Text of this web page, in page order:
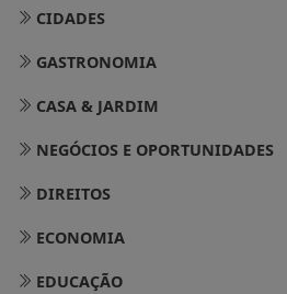
CIDADES
GASTRONOMIA
CASA & JARDIM
NEGÓCIOS E OPORTUNIDADES
DIREITOS
ECONOMIA
EDUCAÇÃO